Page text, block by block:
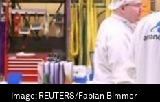
Image: REUTERS/Fabian Bimmer